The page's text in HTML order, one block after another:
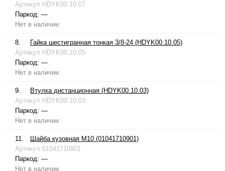
Артикул HDYK00.10.07
Паркод: —
Нет в наличии
8.
Гайка шестигранная тонкая 3/8-24 (HDYK00.10.05)
Артикул HDYK00.10.05
Паркод: —
Нет в наличии
9.
Втулка дистанционная (HDYK00.10.03)
Артикул HDYK00.10.03
Паркод: —
Нет в наличии
11.
Шайба кузовная М10 (01041710901)
Артикул 01041710901
Паркод: —
Нет в наличии